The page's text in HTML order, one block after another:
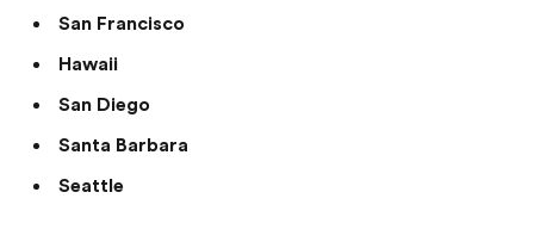
San Francisco
Hawaii
San Diego
Santa Barbara
Seattle